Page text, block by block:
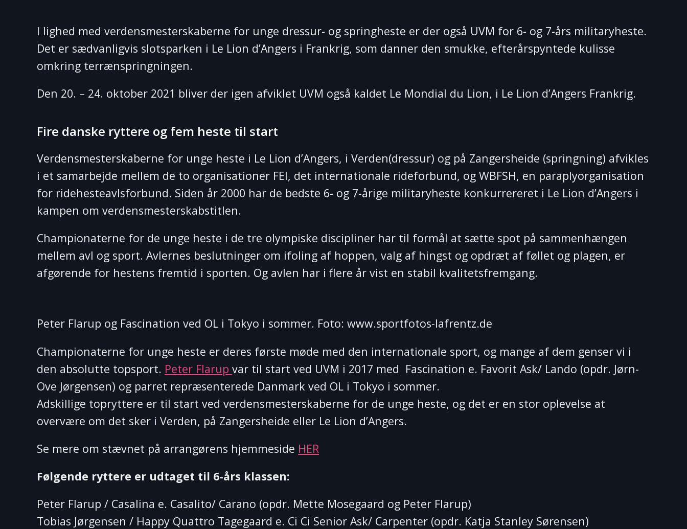
I lighed med verdensmesterskaberne for unge dressur- og springheste er der også UVM for 6- og 7-års militaryheste.
Det er sædvanligvis slotsparken i Le Lion d’Angers i Frankrig, som danner den smukke, efterårspyntede kulisse
omkring terrænspringningen.
Den 20. – 24. oktober 2021 bliver der igen afviklet UVM også kaldet Le Mondial du Lion, i Le Lion d’Angers Frankrig.
Fire danske ryttere og fem heste til start
Verdensmesterskaberne for unge heste i Le Lion d’Angers, i Verden(dressur) og på Zangersheide (springning) afvikles
i et samarbejde mellem de to organisationer FEI, det internationale rideforbund, og WBFSH, en paraplyorganisation
for ridehesteavlsforbund. Siden år 2000 har de bedste 6- og 7-årige militaryheste konkurrereret i Le Lion d’Angers i
kampen om verdensmesterskabstitlen.
Championaterne for de unge heste i de tre olympiske discipliner har til formål at sætte spot på sammenhængen
mellem avl og sport. Avlernes beslutninger om ifoling af hoppen, valg af hingst og opdræt af føllet og plagen, er
afgørende for hestens fremtid i sporten. Og avlen har i flere år vist en stabil kvalitetsfremgang.
Peter Flarup og Fascination ved OL i Tokyo i sommer. Foto: www.sportfotos-lafrentz.de
Championaterne for unge heste er deres første møde med den internationale sport, og mange af dem genser vi i
den absolutte topsport. Peter Flarup var til start ved UVM i 2017 med Fascination e. Favorit Ask/ Lando (opdr. Jørn-
Ove Jørgensen) og parret repræsenterede Danmark ved OL i Tokyo i sommer.
Adskillige topryttere er til start ved verdensmesterskaberne for de unge heste, og det er en stor oplevelse at
overvære om det sker i Verden, på Zangersheide eller Le Lion d’Angers.
Se mere om stævnet på arrangørens hjemmeside HER
Følgende ryttere er udtaget til 6-års klassen:
Peter Flarup / Casalina e. Casalito/ Carano (opdr. Mette Mosegaard og Peter Flarup)
Tobias Jørgensen / Happy Quattro Tagegaard e. Ci Ci Senior Ask/ Carpenter (opdr. Katja Stanley Sørensen)